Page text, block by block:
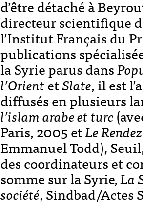
d’être détaché à
directeur scientifique
l’Institut Français du
publications
la Syrie parus dans
l’OrientetSlate, il est
diffusés en plusieurs
l’islam arabe etturc
Paris, 2005 etLe
Emmanuel Todd),
des coordinateurs et
somme sur la Syrie, La
société, Sindbad/Actes